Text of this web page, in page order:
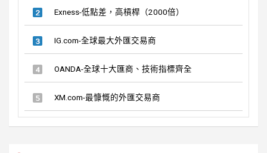
Exness-低點差，高槓桿（2000倍）
IG.com-全球最大外匯交易商
OANDA-全球十大匯商、技術指標齊全
XM.com-最慷慨的外匯交易商